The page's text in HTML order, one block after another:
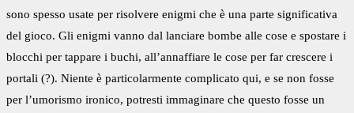
sono spesso usate per risolvere enigmi che è una parte significativa
del gioco. Gli enigmi vanno dal lanciare bombe alle cose e spostare i
blocchi per tappare i buchi, all’annaffiare le cose per far crescere i
portali (?). Niente è particolarmente complicato qui, e se non fosse
per l’umorismo ironico, potresti immaginare che questo fosse un